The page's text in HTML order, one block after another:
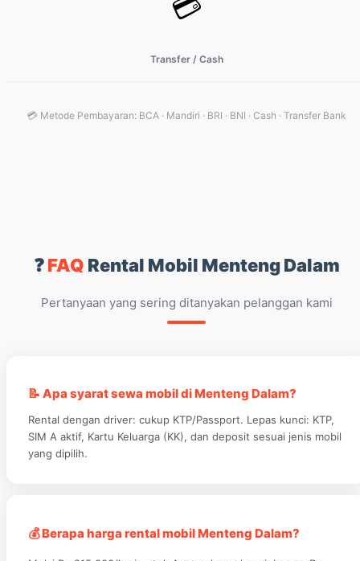
💳
Transfer / Cash
💳 Metode Pembayaran: BCA · Mandiri · BRI · BNI · Cash · Transfer Bank
❓FAQ Rental Mobil Menteng Dalam
Pertanyaan yang sering ditanyakan pelanggan kami
📝 Apa syarat sewa mobil di Menteng Dalam?
Rental dengan driver: cukup KTP/Passport. Lepas kunci: KTP,
SIM A aktif, Kartu Keluarga (KK), dan deposit sesuai jenis mobil
yang dipilih.
💰 Berapa harga rental mobil Menteng Dalam?